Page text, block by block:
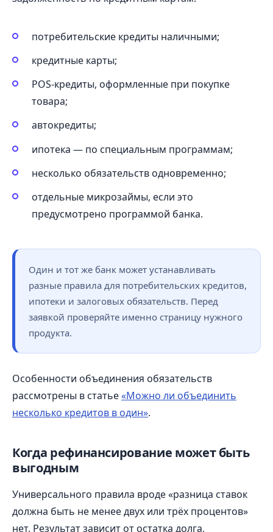
потребительские кредиты наличными;
кредитные карты;
POS-кредиты, оформленные при покупке
товара;
автокредиты;
ипотека — по специальным программам;
несколько обязательств одновременно;
отдельные микрозаймы, если это
предусмотрено программой банка.
Один и тот же банк может устанавливать
разные правила для потребительских кредитов,
ипотеки и залоговых обязательств. Перед
заявкой проверяйте именно страницу нужного
продукта.
Особенности объединения обязательств
рассмотрены в статье«Можно ли объединить
несколько кредитов в один».
Когда рефинансирование может быть
выгодным
Универсального правила вроде «разница ставок
должна быть не менее двух или трёх процентов»
нет. Результат зависит от остатка долга,